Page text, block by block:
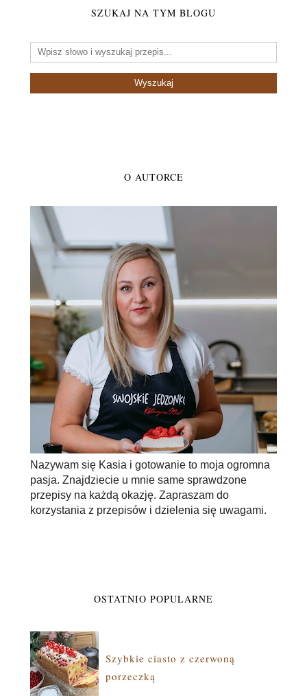
SZUKAJ NA TYM BLOGU
O AUTORCE
Nazywam się Kasia i gotowanie to moja ogromna
pasja. Znajdziecie u mnie same sprawdzone
przepisy na każdą okazję. Zapraszam do
korzystania z przepisów i dzielenia się uwagami.
OSTATNIO POPULARNE
Szybkie ciasto z czerwoną
porzeczką